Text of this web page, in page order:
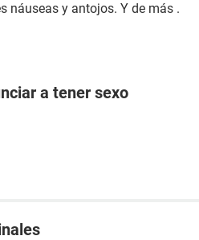
náuseas y antojos. Y de más .
a tener sexo